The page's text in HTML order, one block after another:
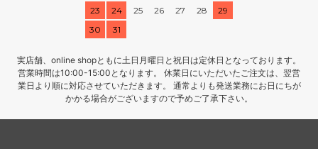
23
24 25 26 27 28
29
30
31
実店舗、online shopともに土日月曜日と祝日は定休日となっております。
営業時間は10:00-15:00となります。 休業日にいただいたご注文は、翌営
業日より順に対応させていただきます。 通常よりも発送業務にお日にちが
かかる場合がございますので予めご了承下さい。